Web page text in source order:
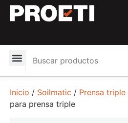
Inicio / Soilmatic / Prensa triple
para prensa triple